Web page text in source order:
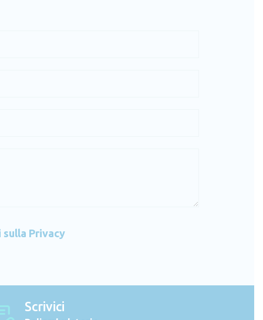
Privacy
Scrivici